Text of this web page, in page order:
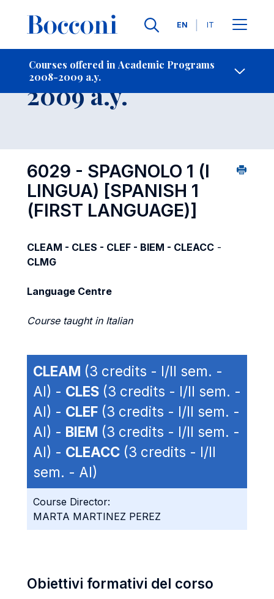
Languages
EN IT
Courses offered in Academic Programs
2008-2009 a.y.
- Contact Us
Course 2008-
2009 a.y.
6029 - SPAGNOLO 1 (I
LINGUA) [SPANISH 1
(FIRST LANGUAGE)]
CLEAM - CLES - CLEF - BIEM - CLEACC -
CLMG
Language Centre
Course taught in Italian
CLEAM (3 credits - I/II sem. -
AI) - CLES (3 credits - I/II sem. -
AI) - CLEF (3 credits - I/II sem. -
AI) - BIEM (3 credits - I/II sem. -
AI) - CLEACC (3 credits - I/II
sem. - AI)
Course Director:
MARTA MARTINEZ PEREZ
Obiettivi formativi del corso